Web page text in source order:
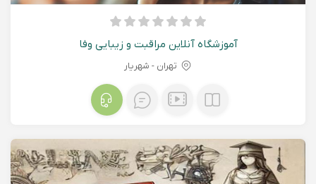
آموزشگاه آنلاین مراقبت و زیبایی وفا
تهران - شهريار